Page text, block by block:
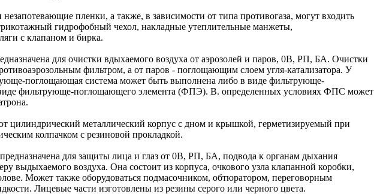
пленки, а также, в зависимости от типа противогаза, могут входить
гидрофобный чехол, накладные утеплительные манжеты,
с клапаном и бирка.
для очистки вдыхаемого воздуха от аэрозолей и паров, 0В, РП, БА. Очистки
фильтром, а от паров - поглощающим слоем угля-катализатора. У
поглощающая система может быть выполнена либо в виде фильтрующе-
фильтрующе-поглощающего элемента (ФПЭ). В. определенных условиях ФПС может
металлический корпус с дном и крышкой, герметизируемый при
колпачком с резиновой прокладкой.
для защиты лица и глаз от 0В, РП, БА, подвода к органам дыхания
выдыхаемого воздуха. Она состоит из корпуса, очкового узла клапанной коробки,
Может также оборудоваться подмасочником, обтюратором, переговорным
Лицевые части изготовлены из резины серого или черного цвета.